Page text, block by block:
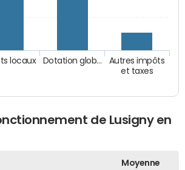
Autres impôts
et taxes
Dotation glob…
locaux
de Lusigny en
Moyenne